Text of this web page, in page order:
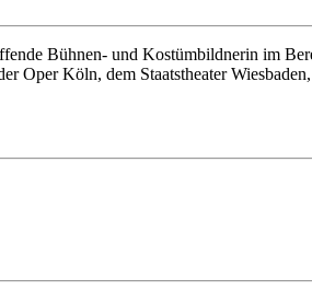
Bühnen- und Kostümbildnerin im
Oper Köln, dem Staatstheater